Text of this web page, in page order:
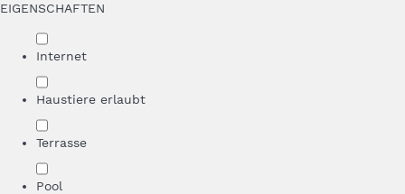
EIGENSCHAFTEN
Internet
Haustiere erlaubt
Terrasse
Pool